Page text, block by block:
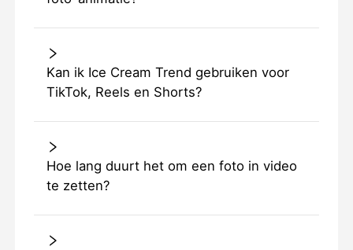
Kan ik Ice Cream Trend gebruiken voor
TikTok, Reels en Shorts?
Hoe lang duurt het om een foto in video
te zetten?